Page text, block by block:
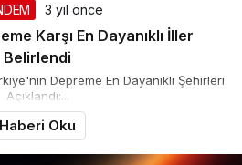
3 yıl önce
Karşı En Dayanıklı İller
Belirlendi
Depreme En Dayanıklı Şehirleri
Açıklandı:...
Haberi Oku